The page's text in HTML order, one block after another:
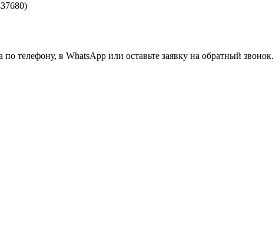
телефону, в WhatsApp или оставьте заявку на обратный звонок.